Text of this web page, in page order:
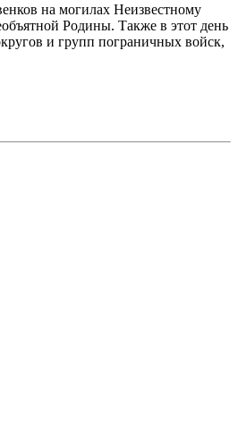
на могилах Неизвестному
Родины. Также в этот день
и групп пограничных войск,